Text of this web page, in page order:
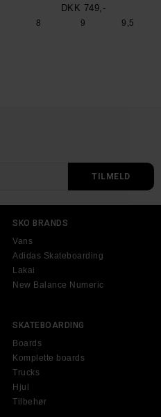
DKK 749,-
8 9 9,5
SKO BRANDS
Vans
Adidas Skateboarding
Lakai
New Balance Numeric
SKATEBOARDING
Boards
Komplette boards
Trucks
Hjul
Tilbehør